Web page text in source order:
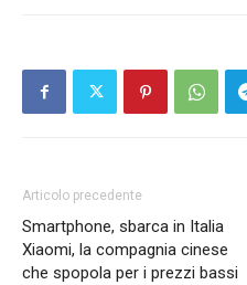
Articolo precedente
Smartphone, sbarca in Italia
Xiaomi, la compagnia cinese
che spopola per i prezzi bassi